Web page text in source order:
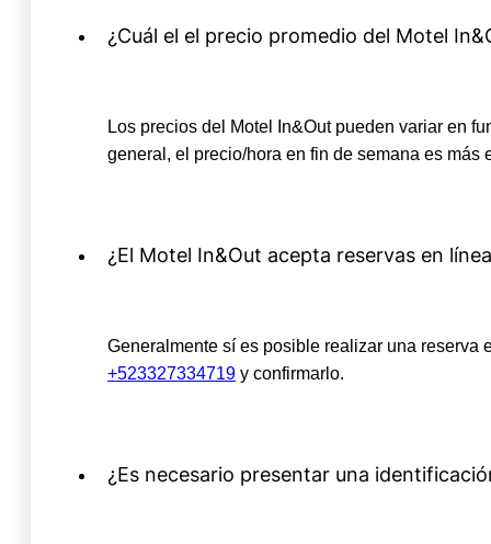
¿Cuál el el precio promedio del Motel
Los precios del Motel In&Out pueden variar en
general, el precio/hora en fin de semana es más
¿El Motel In&Out acepta reservas en
Generalmente sí es posible realizar una reserva
+523327334719 y confirmarlo.
¿Es necesario presentar una